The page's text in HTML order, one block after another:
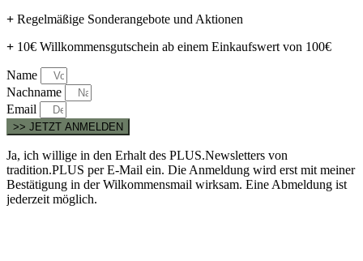
+ Regelmäßige Sonderangebote und Aktionen
+ 10€ Willkommensgutschein ab einem Einkaufswert von 100€
Name
Nachname
Email
>> JETZT ANMELDEN
Ja, ich willige in den Erhalt des PLUS.Newsletters von
tradition.PLUS per E-Mail ein. Die Anmeldung wird erst mit meiner
Bestätigung in der Wilkommensmail wirksam. Eine Abmeldung ist
jederzeit möglich.